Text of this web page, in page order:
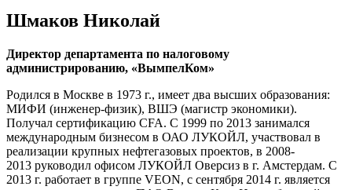
Шмаков Николай
Директор департамента по налоговому
администрированию, «ВымпелКом»
Родился в Москве в 1973 г., имеет два высших образования:
МИФИ (инженер-физик), ВШЭ (магистр экономики).
Получал сертификацию CFA. С 1999 по 2013 занимался
международным бизнесом в ОАО ЛУКОЙЛ, участвовал в
реализации крупных нефтегазовых проектов, в 2008-
2013 руководил офисом ЛУКОЙЛ Оверсиз в г. Амстердам. С
2013 г. работает в группе VEON, с сентября 2014 г. является